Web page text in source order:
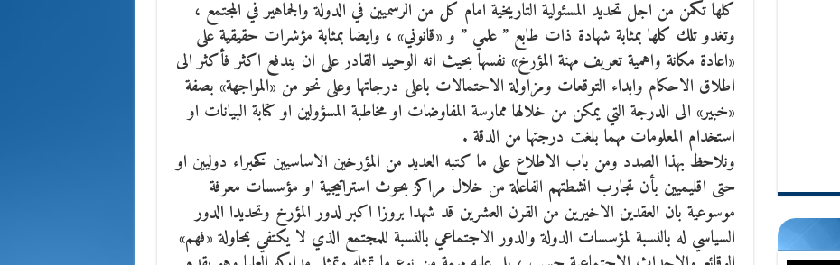
كلها تكمن من اجل تحديد المسئولية التاريخية امام كل من الرسميين في الدولة والجماهير في المجتمع ،
وتغدو تلك كلها بمثابة شهادة ذات طابع ” علمي ” و «قانوني» ، وايضا بمثابة مؤشرات حقيقية على
«اعادة مكانة واهمية تعريف مهنة المؤرخ» نفسها بحيث انه الوحيد القادر على ان يندفع اكثر فأكثر الى
اطلاق الاحكام وابداء التوقعات ومزاولة الاحتمالات باعلى درجاتها وعلى نحو من «المواجهة» بصفة
«خبير» الى الدرجة التي يمكن من خلالها ممارسة المفاوضات او مخاطبة المسؤولين او كتابة البيانات او
استخدام المعلومات مهما بلغت درجتها من الدقة .
ونلاحظ بهذا الصدد ومن باب الاطلاع على ما كتبه العديد من المؤرخين الاساسيين كخبراء دوليين او
حتى اقليميين بأن تجارب انشطتهم الفاعلة من خلال مراكز بحوث استراتيجية او مؤسسات معرفة
موسوعية بان العقدين الاخيرين من القرن العشرين قد شهدا بروزا اكبر لدور المؤرخ وتحديدا الدور
السياسي له بالنسبة لمؤسسات الدولة والدور الاجتماعي بالنسبة للمجتمع الذي لا يكتفي بمحاولة «فهم»